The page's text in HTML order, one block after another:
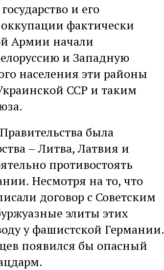
и его
оккупации фактически
Армии начали
и Западную
населения эти районы
ССР и таким
была
– Литва, Латвия и
противостоять
Несмотря на то, что
договор с Советским
элиты этих
у фашистской Германии.
появился бы опасный